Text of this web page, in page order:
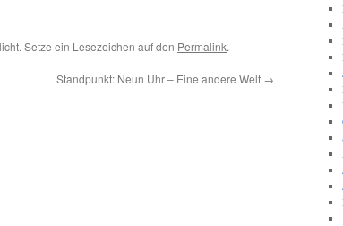
Setze ein Lesezeichen auf den Permalink.
Standpunkt: Neun Uhr – Eine andere Welt →